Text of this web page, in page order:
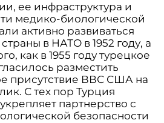
ее инфраструктура и
медико-биологической
активно развиваться
в НАТО в 1952 году, а
как в 1955 году турецкое
разместить
присутствие ВВС США на
С тех пор Турция
партнерство с
безопасности